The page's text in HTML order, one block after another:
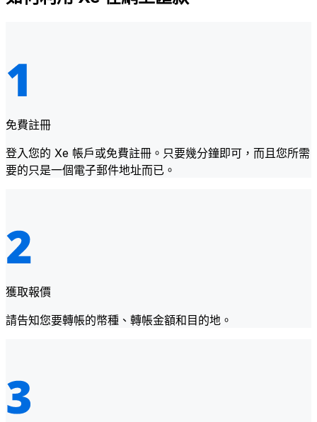
免費註冊
登入您的 Xe 帳戶或免費註冊。只要幾分鐘即可，而且您所需
要的只是一個電子郵件地址而已。
獲取報價
請告知您要轉帳的幣種、轉帳金額和目的地。